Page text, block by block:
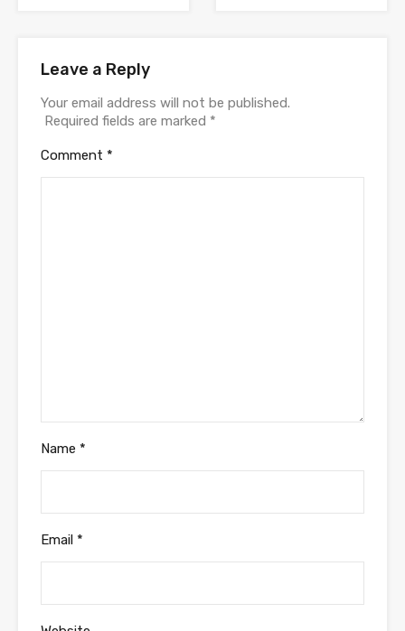
Leave a Reply
Your email address will not be published.
Required fields are marked *
Comment *
Name *
Email *